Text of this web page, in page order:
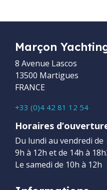
Marçon
8 Avenue Lascos
13500 Martigues
FRANCE
+33 (0)4 42 81 12 54
Horaires
Du lundi au vendredi de
9h à 12h et de 14h à
Le samedi de 10h à 12h